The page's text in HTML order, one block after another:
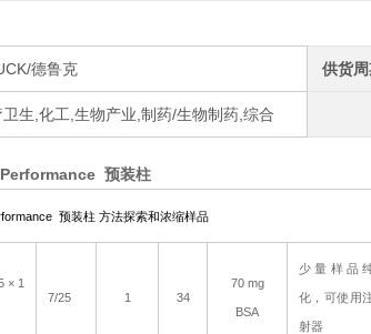
德鲁克 供货
卫生,化工,生物产业,制药/生物制药,综合
预装柱
预装柱 方法探索和浓缩样品
× 1
7/25 1 34
70 mg
BSA
少量样品
化，可使用
射器